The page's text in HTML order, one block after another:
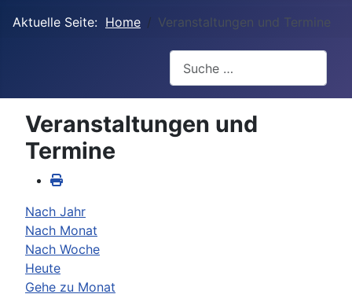
Aktuelle Seite: Home Veranstaltungen und Termine
Veranstaltungen und
Termine
Nach Jahr
Nach Monat
Nach Woche
Heute
Gehe zu Monat